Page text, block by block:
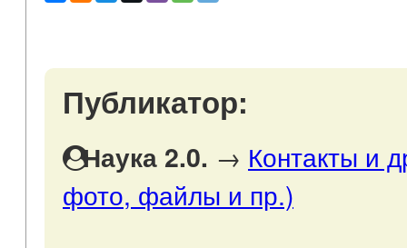
Публикатор:
Наука 2.0. → Контакты и
фото, файлы и пр.)